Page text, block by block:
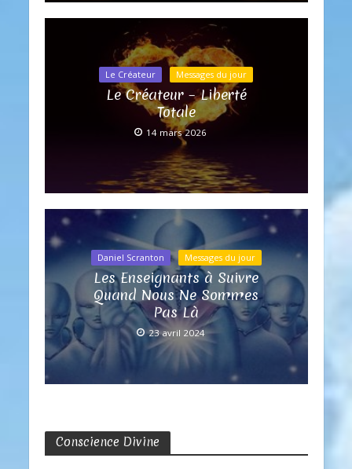
Le Créateur Messages du jour
Le Créateur – Liberté
Totale
14 mars 2026
Daniel Scranton Messages du jour
Les Enseignants à Suivre
Quand Nous Ne Sommes
Pas Là
23 avril 2024
Conscience Divine